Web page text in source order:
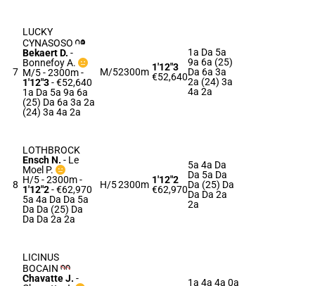
7
LUCKY
CYNASOSO
Bekaert D. -
Bonnefoy A.
M/5 - 2300m-
1'12"3- €52,640
1a Da 5a 9a 6a
(25) Da 6a 3a 2a
(24) 3a 4a 2a
M/52300m 1'12"3
€52,640
1a Da 5a
9a 6a (25)
Da 6a 3a
2a (24) 3a
4a 2a
8
LOTHBROCK
Ensch N. - Le
Moel P.
H/5 - 2300m-
1'12"2- €62,970
5a 4a Da Da 5a
Da Da (25) Da
Da Da 2a 2a
H/52300m 1'12"2
€62,970
5a 4a Da
Da 5a Da
Da (25) Da
Da Da 2a
2a
LICINUS
BOCAIN
Chavatte J. -
1a 4a 4a 0a